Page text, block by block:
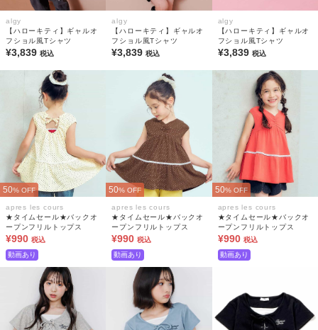
algy
【ハローキティ】ギャルオ
フショル風Tシャツ
¥3,839 税込
algy
【ハローキティ】ギャルオ
フショル風Tシャツ
¥3,839税込
algy
【ハローキティ】ギャルオ
フショル風Tシャツ
¥3,839 税込
50% OFF
apres les cours
★タイムセール★バックオ
ープンフリルトップス
¥990 税込
動画あり
50% OFF
apres les cours
★タイムセール★バックオ
ープンフリルトップス
¥990 税込
動画あり
50% OFF
apres les cours
★タイムセール★バックオ
ープンフリルトップス
¥990 税込
動画あり